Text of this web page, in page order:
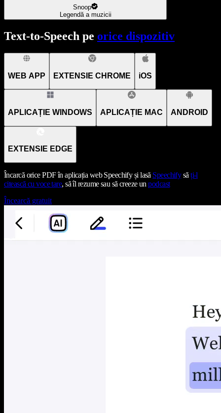
Snoop
Legendă a muzicii
Text-to-Speech pe orice dispozitiv
WEB APP EXTENSIE CHROME iOS
APLICAȚIE WINDOWS APLICAȚIE MAC ANDROID
EXTENSIE EDGE
Încarcă orice PDF în aplicația web Speechify și lasă Speechifysăți-l
citească cu voce tare, să îl rezume sau să creeze unpodcast
Încearcă gratuit